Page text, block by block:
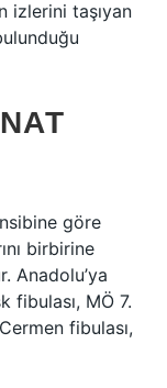
izlerini taşıyan
göre
birbirine
Anadolu’ya
fibulası, MÖ 7.
fibulası,